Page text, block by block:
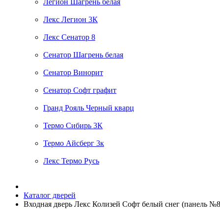
Легион Шагрень белая
Лекс Легион 3К
Лекс Сенатор 8
Сенатор Шагрень белая
Сенатор Винорит
Сенатор Софт графит
Гранд Рояль Черный кварц
Термо Сибирь 3К
Термо Айсберг 3к
Лекс Термо Русь
Каталог дверей
Входная дверь Лекс Колизей Софт белый снег (панель